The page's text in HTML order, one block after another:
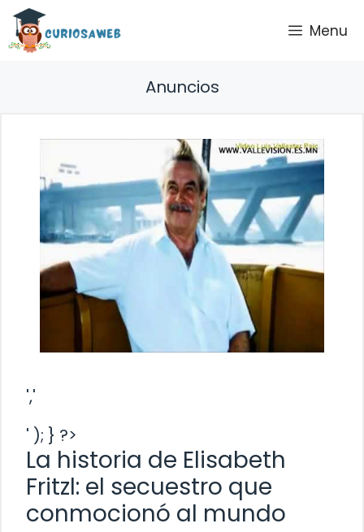
Saltar
contenido
Menu
Anuncios
','
' ); } ?>
La historia de Elisabeth
Fritzl: el secuestro que
conmocionó al mundo